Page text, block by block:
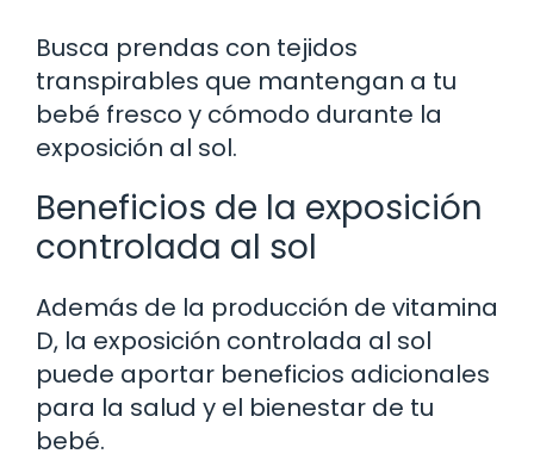
Busca prendas con tejidos
transpirables que mantengan a tu
bebé fresco y cómodo durante la
exposición al sol.
Beneficios de la exposición
controlada al sol
Además de la producción de vitamina
D, la exposición controlada al sol
puede aportar beneficios adicionales
para la salud y el bienestar de tu
bebé.